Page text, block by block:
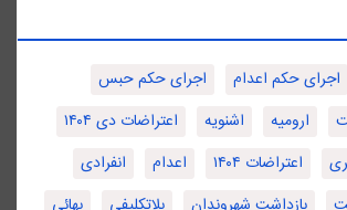
اجرای حکم اعدام
اجرای حکم حبس
ارومیه اشنویه
اعتراضات دی ۱۴۰۴
اعتراضات ۱۴۰۴ اعدام
انفرادی